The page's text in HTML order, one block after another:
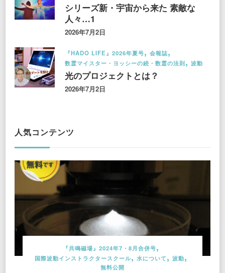
シリーズ新・宇宙から来た 素敵な
人々…1
2026年7月2日
『HADO LIFE』2026年夏号
会報誌
数霊マイスター・ヨッシーの続・数霊の法則
波動
光のプロジェクトとは？
2026年7月2日
人気コンテンツ
『共鳴磁場』2024年7・8月合併号
国際波動インストラクタースクール
水について
波動
無料公開